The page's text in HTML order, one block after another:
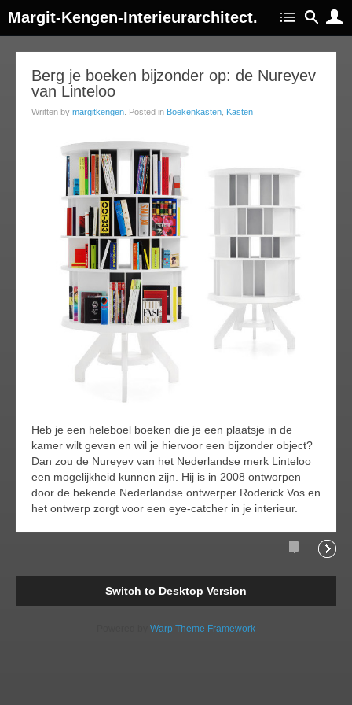
Margit-Kengen-Interieurarchitect.
Berg je boeken bijzonder op: de Nureyev
van Linteloo
Written by margitkengen . Posted in Boekenkasten Kasten
Heb je een heleboel boeken die je een plaatsje in de
kamer wilt geven en wil je hiervoor een bijzonder object?
Dan zou de Nureyev van het Nederlandse merk Linteloo
een mogelijkheid kunnen zijn. Hij is in 2008 ontworpen
door de bekende Nederlandse ontwerper Roderick Vos en
het ontwerp zorgt voor een eye-catcher in je interieur.
Comments
Switch to Desktop Version
Warp Theme Framework